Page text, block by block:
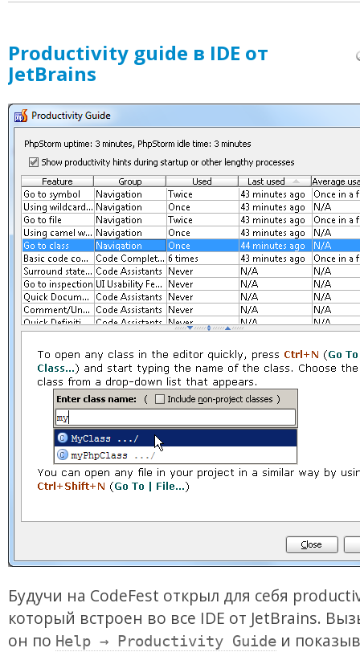
Productivity guide в IDE от
JetBrains
Будучи на CodeFest открыл для себя
который встроен во все IDE от JetBrains.
он по Help → Productivity Guide и